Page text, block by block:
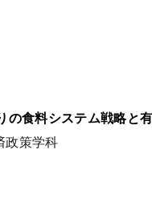
食料システム戦略と
政策学科